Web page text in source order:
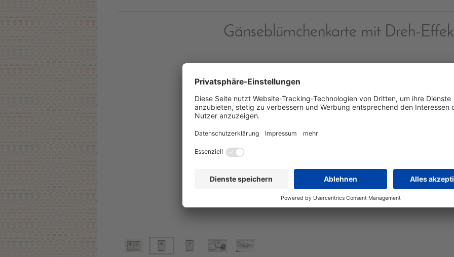
Gänseblümchenkarte mit Dreh-